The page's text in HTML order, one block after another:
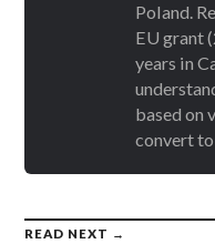
Poland.
EU grant
years in
based on
convert
READ NEXT →